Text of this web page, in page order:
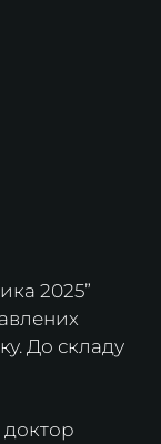
2025”
До складу